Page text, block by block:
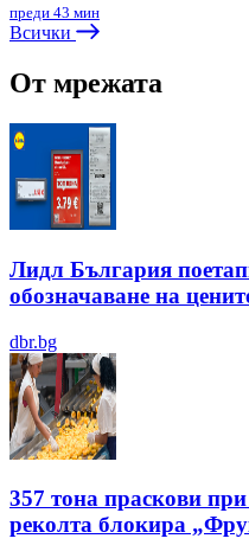
преди 43 мин
Всички
От мрежата
Лидл България
обозначаване на
dbr.bg
357 тона праскови
реколта блокира